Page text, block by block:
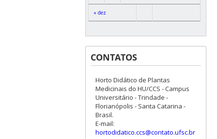
« dez
CONTATOS
Horto Didático de Plantas
Medicinais do HU/CCS - Campus
Universitário - Trindade -
Florianópolis - Santa Catarina -
Brasil.
E-mail:
hortodidatico.ccs@contato.ufsc.br